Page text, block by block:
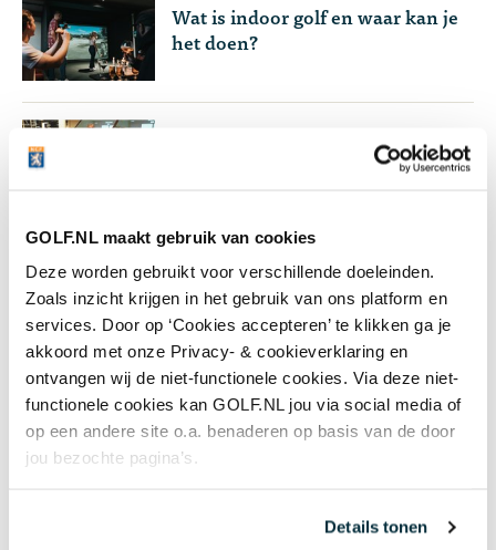
GOLF.NL maakt gebruik van cookies
Deze worden gebruikt voor verschillende doeleinden.
Zoals inzicht krijgen in het gebruik van ons platform en
services. Door op ‘Cookies accepteren’ te klikken ga je
akkoord met onze Privacy- & cookieverklaring en
ontvangen wij de niet-functionele cookies. Via deze niet-
functionele cookies kan GOLF.NL jou via social media of
op een andere site o.a. benaderen op basis van de door
jou bezochte pagina’s.
Details tonen
Wat is indoor golf en waar kan je
het doen?
Frédérique Knaap bouwt aan
nieuwe Golflounge Den Haag: 'Het
Net binnen
02:00
Hoofd greenkeeper Gijs van Berkel van
Princenbosch: 'Het verhaal van groen naar geel